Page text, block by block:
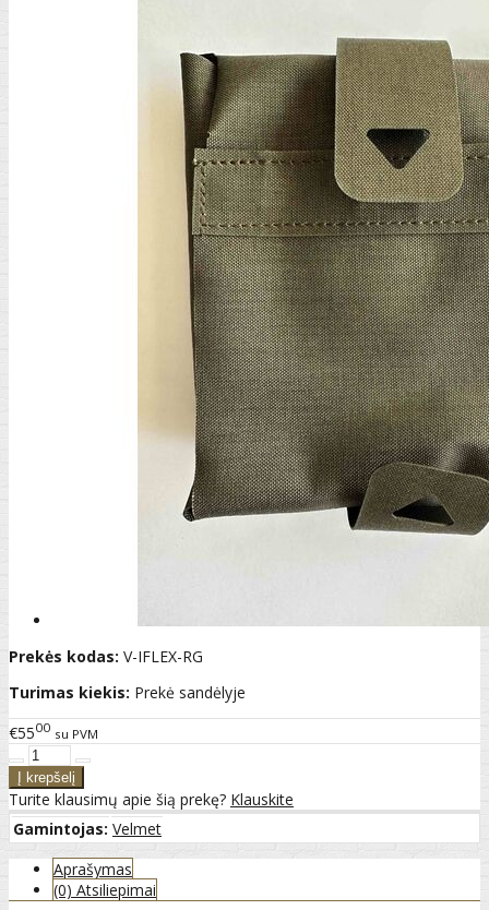
Prekės kodas: V-IFLEX-RG
Turimas kiekis: Prekė sandėlyje
€5500 su PVM
Turite klausimų apie šią prekę? Klauskite
Gamintojas: Velmet
Aprašymas
(0) Atsiliepimai